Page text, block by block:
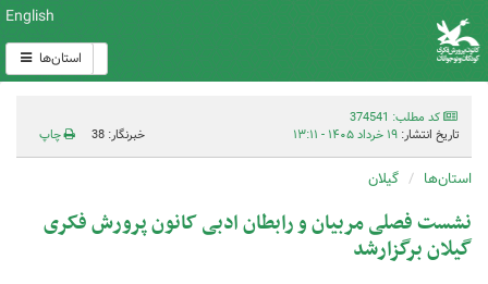
English
استان‌ها
کد مطلب: 374541
تاریخ انتشار: ۱۹ خرداد ۱۴۰۵ - ۱۳:۱۱ خبرنگار: 38 چاپ
استان‌ها گیلان
نشست فصلی مربیان و رابطان ادبی کانون پرورش فکری
گیلان برگزارشد